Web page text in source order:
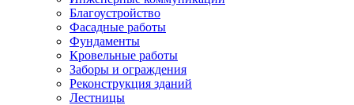
Благоустройство
Фасадные работы
Фундаменты
Кровельные работы
Заборы и ограждения
Реконструкция зданий
Лестницы